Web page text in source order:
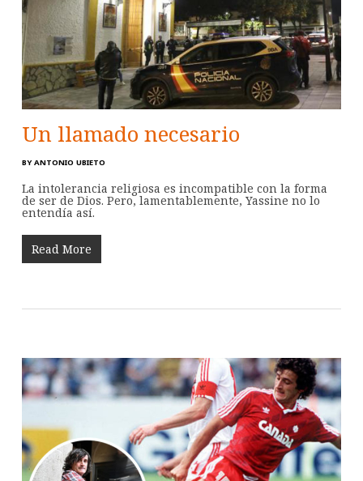
Un llamado necesario
BY ANTONIO UBIETO
La intolerancia religiosa es incompatible con la forma
de ser de Dios. Pero, lamentablemente, Yassine no lo
entendía así.
Read More